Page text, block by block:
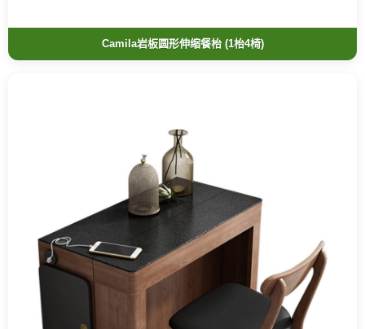
Camila岩板圆形伸缩餐枱 (1枱4椅)